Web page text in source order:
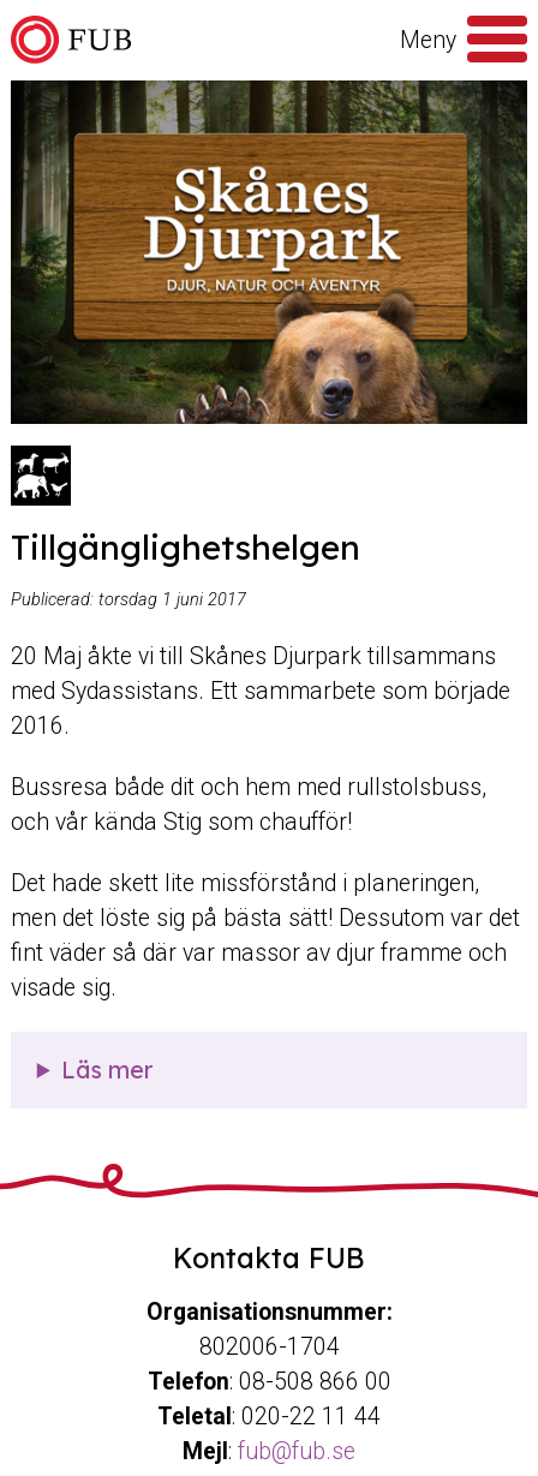
Hoppa till innehåll
Meny
Sök
efter
Tillgänglighetshelgen
Publicerad: torsdag 1 juni 2017
20 Maj åkte vi till Skånes Djurpark tillsammans
med Sydassistans. Ett sammarbete som började
2016.
Bussresa både dit och hem med rullstolsbuss,
och vår kända Stig som chaufför!
Det hade skett lite missförstånd i planeringen,
men det löste sig på bästa sätt! Dessutom var det
fint väder så där var massor av djur framme och
visade sig.
Läs mer
Kontakta FUB
Organisationsnummer:
802006-1704
Telefon: 08-508 866 00
Teletal : 020-22 11 44
Mejl : fub@fub.se